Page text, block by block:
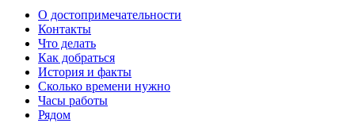
О достопримечательности
Контакты
Что делать
Как добраться
История и факты
Сколько времени нужно
Часы работы
Рядом